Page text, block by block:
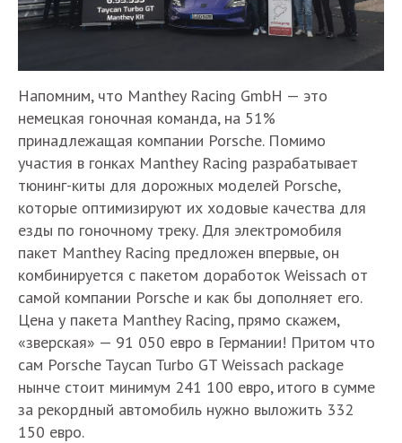
Напомним, что Manthey Racing GmbH — это
немецкая гоночная команда, на 51%
принадлежащая компании Porsche. Помимо
участия в гонках Manthey Racing разрабатывает
тюнинг-киты для дорожных моделей Porsche,
которые оптимизируют их ходовые качества для
езды по гоночному треку. Для электромобиля
пакет Manthey Racing предложен впервые, он
комбинируется с пакетом доработок Weissach от
самой компании Porsche и как бы дополняет его.
Цена у пакета Manthey Racing, прямо скажем,
«зверская» — 91 050 евро в Германии! Притом что
сам Porsche Taycan Turbo GT Weissach package
нынче стоит минимум 241 100 евро, итого в сумме
за рекордный автомобиль нужно выложить 332
150 евро.